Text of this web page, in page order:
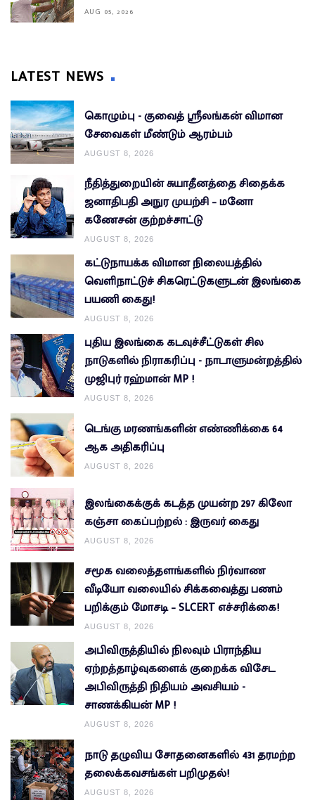
AUG 05, 2026
LATEST NEWS
கொழும்பு - குவைத் ஸ்ரீலங்கன் விமான
சேவைகள் மீண்டும் ஆரம்பம்
AUGUST 8, 2026
நீதித்துறையின் சுயாதீனத்தை சிதைக்க
ஜனாதிபதி அநுர முயற்சி – மனோ
கணேசன் குற்றச்சாட்டு
AUGUST 8, 2026
கட்டுநாயக்க விமான நிலையத்தில்
வெளிநாட்டுச் சிகரெட்டுகளுடன் இலங்கை
பயணி கைது!
AUGUST 8, 2026
புதிய இலங்கை கடவுச்சீட்டுகள் சில
நாடுகளில் நிராகரிப்பு - நாடாளுமன்றத்தில்
முஜிபுர் ரஹ்மான் MP !
AUGUST 8, 2026
டெங்கு மரணங்களின் எண்ணிக்கை 64
ஆக அதிகரிப்பு
AUGUST 8, 2026
இலங்கைக்குக் கடத்த முயன்ற 297 கிலோ
கஞ்சா கைப்பற்றல் : இருவர் கைது
AUGUST 8, 2026
சமூக வலைத்தளங்களில் நிர்வாண
வீடியோ வலையில் சிக்கவைத்து பணம்
பறிக்கும் மோசடி – SLCERT எச்சரிக்கை!
AUGUST 8, 2026
அபிவிருத்தியில் நிலவும் பிராந்திய
ஏற்றத்தாழ்வுகளைக் குறைக்க விசேட
அபிவிருத்தி நிதியம் அவசியம் -
சாணக்கியன் MP !
AUGUST 8, 2026
நாடு தழுவிய சோதனைகளில் 431 தரமற்ற
தலைக்கவசங்கள் பறிமுதல்!
AUGUST 8, 2026